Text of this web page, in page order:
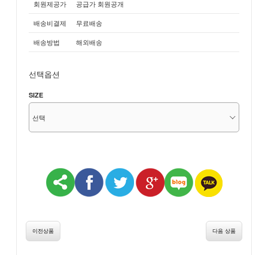
회원제공가
공급가 회원공개
배송비결제
무료배송
배송방법
해외배송
선택옵션
SIZE
이전상품 다음 상품